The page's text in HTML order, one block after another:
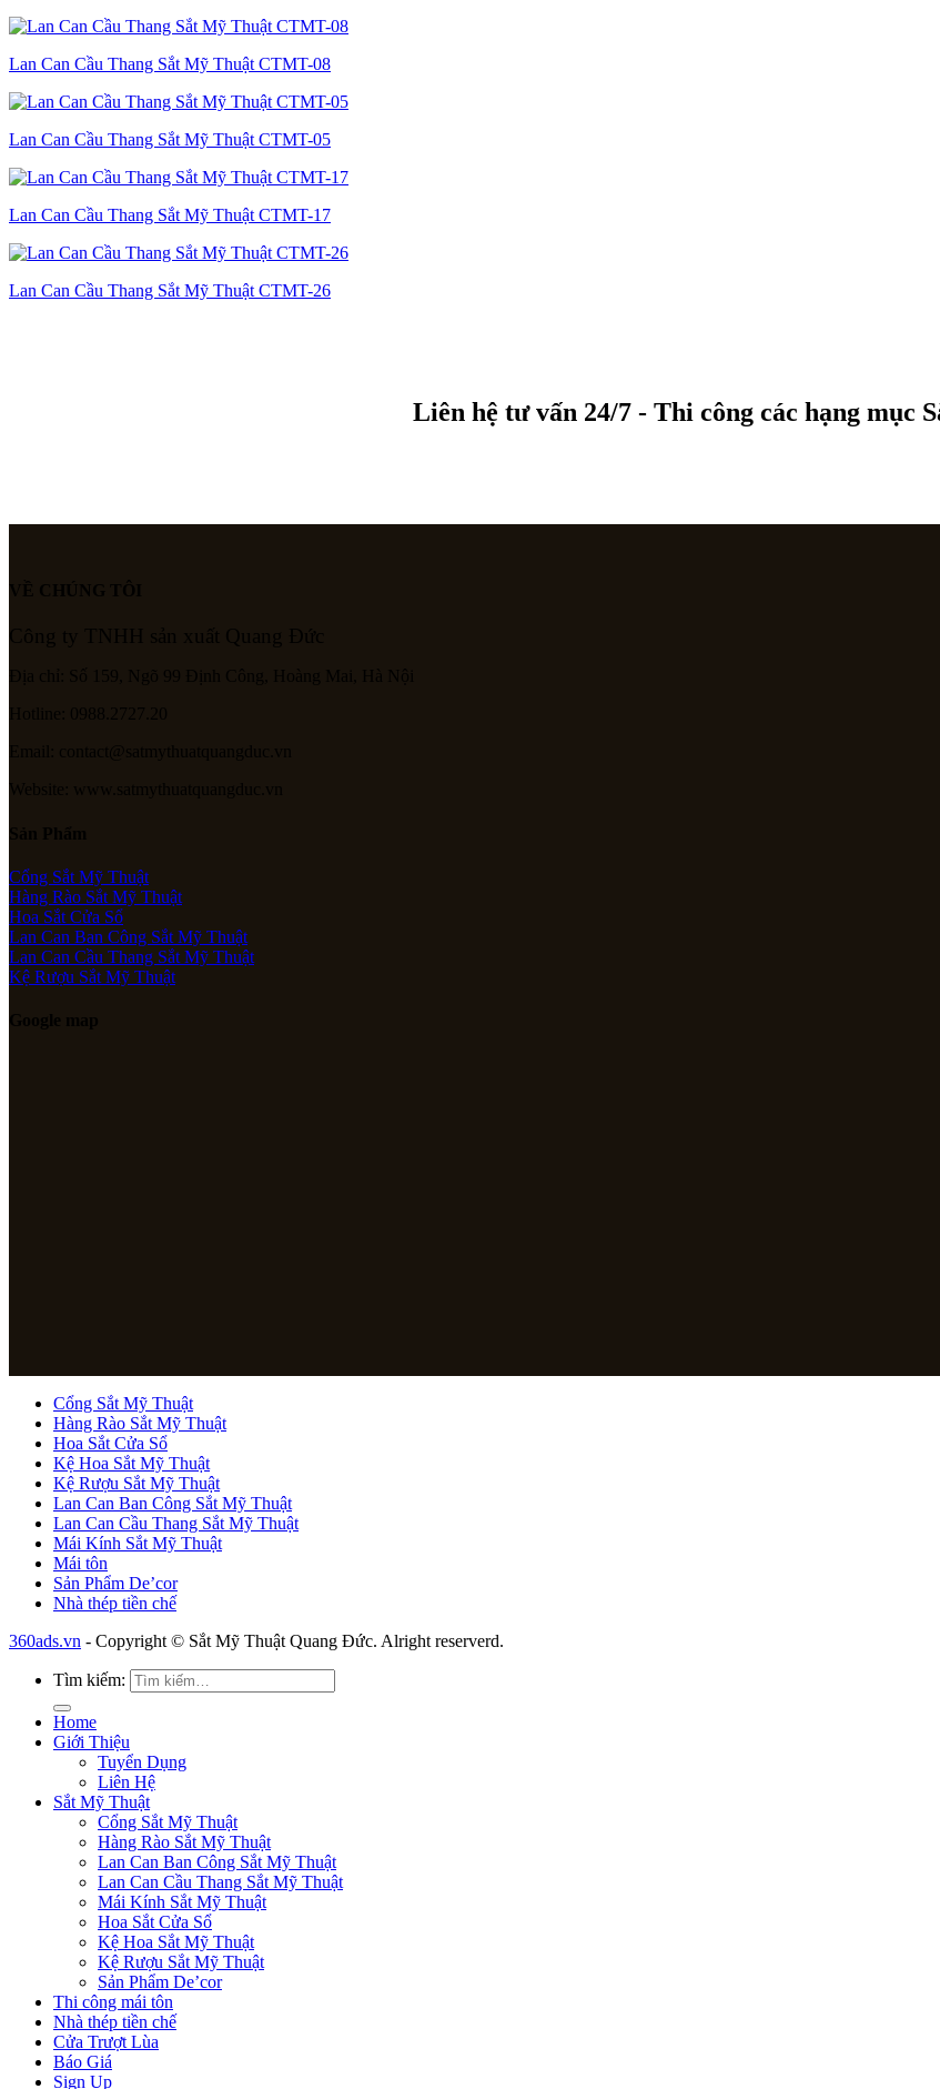
Lan Can Cầu Thang Sắt Mỹ Thuật CTMT-08
Lan Can Cầu Thang Sắt Mỹ Thuật CTMT-05
Lan Can Cầu Thang Sắt Mỹ Thuật CTMT-17
Lan Can Cầu Thang Sắt Mỹ Thuật CTMT-26
Liên hệ tư vấn 24/7 - Thi công các hạng mục
VỀ CHÚNG TÔI
Công ty TNHH sản xuất Quang Đức
Địa chỉ: Số 159, Ngõ 99 Định Công, Hoàng Mai, Hà Nội
Hotline: 0988.2727.20
Email: contact@satmythuatquangduc.vn
Website: www.satmythuatquangduc.vn
Sản Phẩm
Cổng Sắt Mỹ Thuật
Hàng Rào Sắt Mỹ Thuật
Hoa Sắt Cửa Sổ
Lan Can Ban Công Sắt Mỹ Thuật
Lan Can Cầu Thang Sắt Mỹ Thuật
Kệ Rượu Sắt Mỹ Thuật
Google map
Cổng Sắt Mỹ Thuật
Hàng Rào Sắt Mỹ Thuật
Hoa Sắt Cửa Sổ
Kệ Hoa Sắt Mỹ Thuật
Kệ Rượu Sắt Mỹ Thuật
Lan Can Ban Công Sắt Mỹ Thuật
Lan Can Cầu Thang Sắt Mỹ Thuật
Mái Kính Sắt Mỹ Thuật
Mái tôn
Sản Phẩm De’cor
Nhà thép tiền chế
360ads.vn - Copyright © Sắt Mỹ Thuật Quang Đức. Alright reserverd.
Tìm kiếm:
Home
Giới Thiệu
Tuyển Dụng
Liên Hệ
Sắt Mỹ Thuật
Cổng Sắt Mỹ Thuật
Hàng Rào Sắt Mỹ Thuật
Lan Can Ban Công Sắt Mỹ Thuật
Lan Can Cầu Thang Sắt Mỹ Thuật
Mái Kính Sắt Mỹ Thuật
Hoa Sắt Cửa Sổ
Kệ Hoa Sắt Mỹ Thuật
Kệ Rượu Sắt Mỹ Thuật
Sản Phẩm De’cor
Thi công mái tôn
Nhà thép tiền chế
Cửa Trượt Lùa
Báo Giá
Sign Up